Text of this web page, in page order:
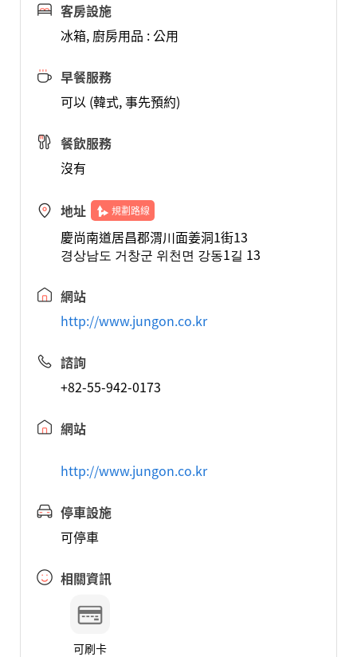
客房設施
冰箱, 廚房用品 : 公用
早餐服務
可以 (韓式, 事先預約)
餐飲服務
沒有
地址 規劃路線
慶尚南道居昌郡渭川面姜洞1街13
경상남도 거창군 위천면 강동1길 13
網站
http://www.jungon.co.kr
諮詢
+82-55-942-0173
網站
http://www.jungon.co.kr
停車設施
可停車
相關資訊
可刷卡